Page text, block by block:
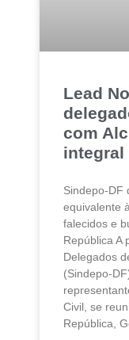
Lead
com
integral
Sindepo-DF
equivalente
falecidos e
República A
Delegados
(Sindepo-
Civil, se
República,